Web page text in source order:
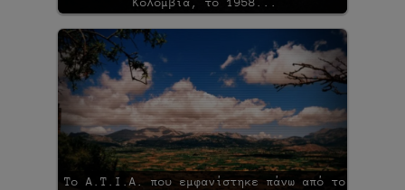
Το Α.Τ.Ι.Α. που εμφανίστηκε πάνω από το